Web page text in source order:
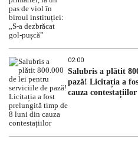
02:00
Salubris a plătit
pază! Licitația a
cauza contestațiilor